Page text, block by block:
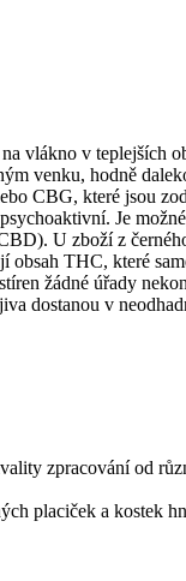
vlákno v teplejších
venku, hodně
CBG, které jsou
Je
U zboží z
THC, které
žádné úřady
dostanou v
zpracování od
placiček a kostek